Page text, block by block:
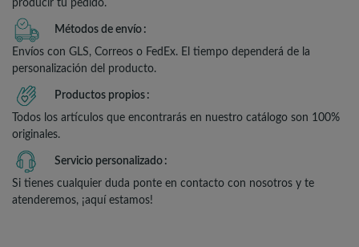
producir tu pedido.
Métodos de envío
Envíos con GLS, Correos o FedEx. El tiempo dependerá de la
personalización del producto.
Productos propios
Todos los artículos que encontrarás en nuestro catálogo son 100%
originales.
Servicio personalizado
Si tienes cualquier duda ponte en contacto con nosotros y te
atenderemos, ¡aquí estamos!